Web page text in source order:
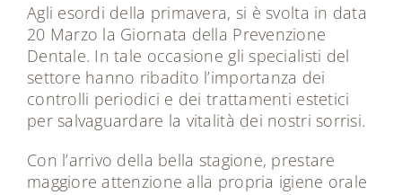
Contatti
Agli esordi della primavera, si è svolta in data
20 Marzo la Giornata della Prevenzione
Dentale. In tale occasione gli specialisti del
settore hanno ribadito l’importanza dei
controlli periodici e dei trattamenti estetici
per salvaguardare la vitalità dei nostri sorrisi.
Con l’arrivo della bella stagione, prestare
maggiore attenzione alla propria igiene orale